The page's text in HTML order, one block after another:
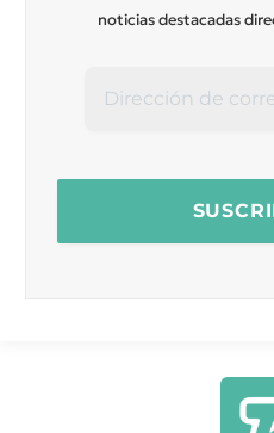
noticias destacadas